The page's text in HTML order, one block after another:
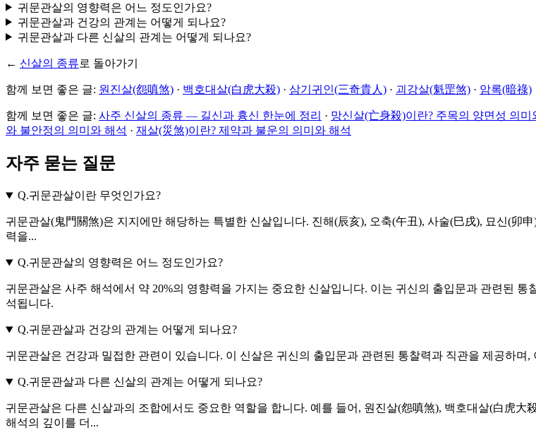
귀문관살의 영향력은 어느 정도인가요?
귀문관살과 건강의 관계는 어떻게 되나요?
귀문관살과 다른 신살의 관계는 어떻게 되나요?
← 신살의 종류로 돌아가기
함께 보면 좋은 글: 원진살(怨嗔煞) · 백호대살(白虎大殺) · 삼기귀인(三奇貴人) · 괴강살(魁罡煞) · 암록(暗祿)
함께 보면 좋은 글: 사주 신살의 종류 — 길신과 흉신 한눈에 정리 · 망신살(亡身殺)이란? 주목의 양면성 의미
와 불안정의 의미와 해석 · 재살(災煞)이란? 제약과 불운의 의미와 해석
자주 묻는 질문
Q.귀문관살이란 무엇인가요?
귀문관살(鬼門關煞)은 지지에만 해당하는 특별한 신살입니다. 진해(辰亥), 오축(午丑), 사술(巳戌), 묘신(卯
력을...
Q.귀문관살의 영향력은 어느 정도인가요?
귀문관살은 사주 해석에서 약 20%의 영향력을 가지는 중요한 신살입니다. 이는 귀신의 출입문과 관련된
석됩니다.
Q.귀문관살과 건강의 관계는 어떻게 되나요?
귀문관살은 건강과 밀접한 관련이 있습니다. 이 신살은 귀신의 출입문과 관련된 통찰력과 직관을 제공하며
Q.귀문관살과 다른 신살의 관계는 어떻게 되나요?
귀문관살은 다른 신살과의 조합에서도 중요한 역할을 합니다. 예를 들어, 원진살(怨嗔煞), 백호대살(白虎
해석의 깊이를 더...